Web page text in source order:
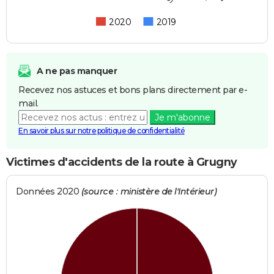
2020 2019
A ne pas manquer
Recevez nos astuces et bons plans directement par e-
mail.
Je m'abonne
En savoir plus sur notre politique de confidentialité
Victimes d'accidents de la route à Grugny
Données 2020 (source : ministère de l'Intérieur)